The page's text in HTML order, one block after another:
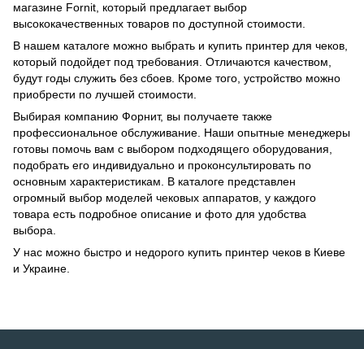
магазине Fornit, который предлагает выбор
высококачественных товаров по доступной стоимости.
В нашем каталоге можно выбрать и купить принтер для чеков,
который подойдет под требования. Отличаются качеством,
будут годы служить без сбоев. Кроме того, устройство можно
приобрести по лучшей стоимости.
Выбирая компанию Форнит, вы получаете также
профессиональное обслуживание. Наши опытные менеджеры
готовы помочь вам с выбором подходящего оборудования,
подобрать его индивидуально и проконсультировать по
основным характеристикам. В каталоге представлен
огромный выбор моделей чековых аппаратов, у каждого
товара есть подробное описание и фото для удобства
выбора.
У нас можно быстро и недорого купить принтер чеков в Киеве
и Украине.